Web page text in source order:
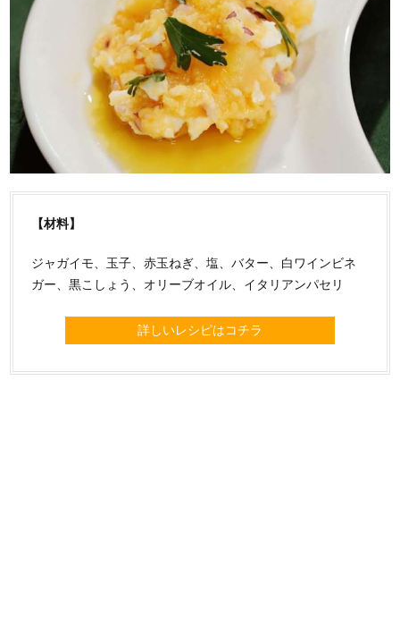
【材料】
ジャガイモ、玉子、赤玉ねぎ、塩、バター、白ワインビネ
ガー、黒こしょう、オリーブオイル、イタリアンパセリ
詳しいレシピはコチラ